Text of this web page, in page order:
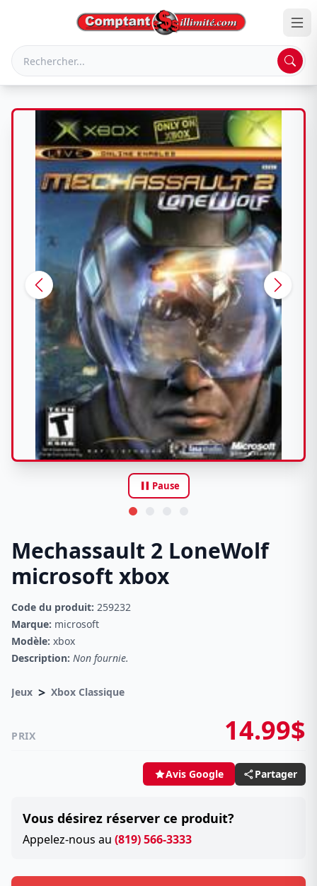
pause Pause
Mechassault 2 LoneWolf
microsoft xbox
Code du produit: 259232
Marque: microsoft
Modèle: xbox
Description: Non fournie.
Jeux > Xbox Classique
PRIX 14.99$
Avis Google Partager
Vous désirez réserver ce produit?
Appelez-nous au (819) 566-3333